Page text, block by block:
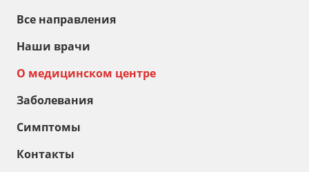
Все направления
Наши врачи
О медицинском центре
Заболевания
Симптомы
Контакты